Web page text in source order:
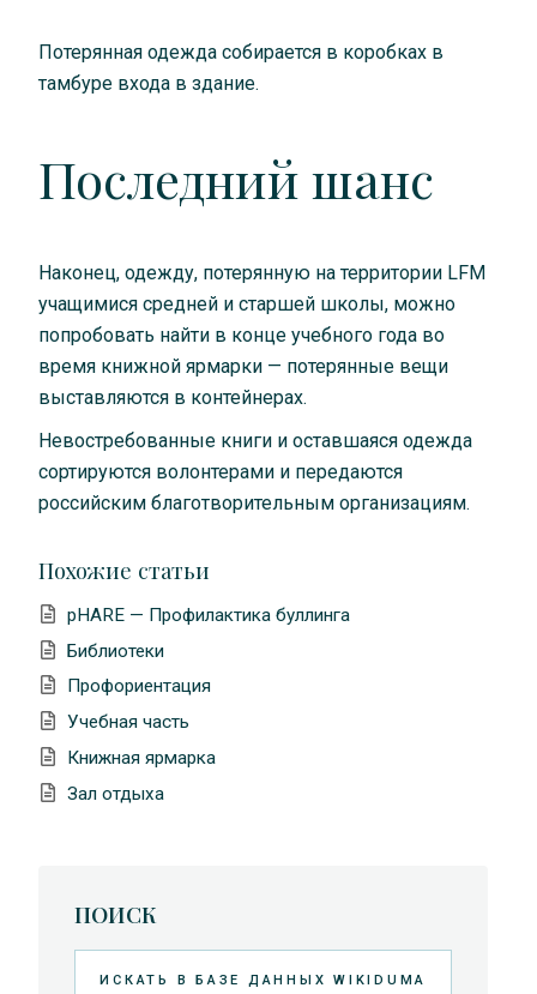
Потерянная одежда собирается в коробках в
тамбуре входа в здание.
Последний шанс
Наконец, одежду, потерянную на территории LFM
учащимися средней и старшей школы, можно
попробовать найти в конце учебного года во
время книжной ярмарки — потерянные вещи
выставляются в контейнерах.
Невостребованные книги и оставшаяся одежда
сортируются волонтерами и передаются
российским благотворительным организациям.
Похожие статьи
pHARE — Профилактика буллинга
Библиотеки
Профориентация
Учебная часть
Книжная ярмарка
Зал отдыха
ПОИСК